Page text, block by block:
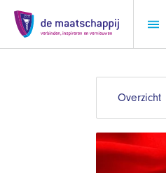
Overzicht